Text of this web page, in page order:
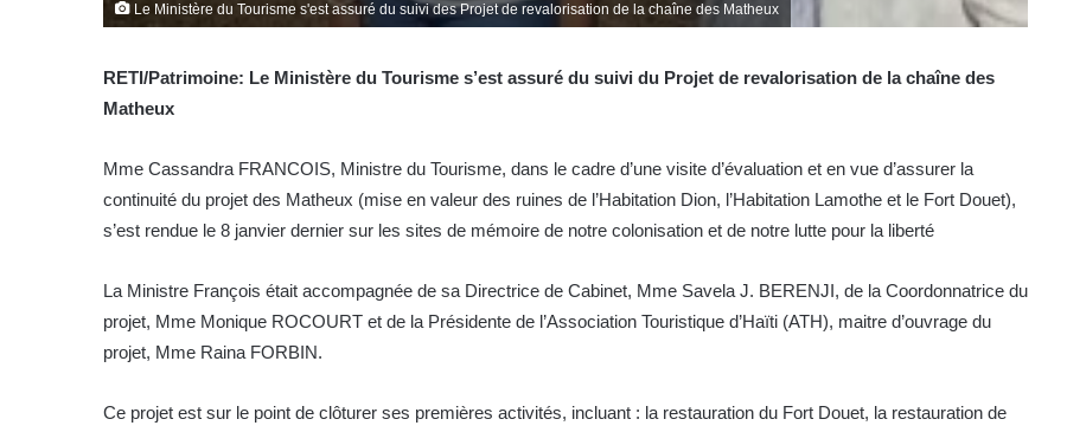
Le Ministère du Tourisme s'est assuré du suivi des Projet de revalorisation de la chaîne des Matheux
RETI/Patrimoine: Le Ministère du Tourisme s’est assuré du suivi du Projet de revalorisation de la chaîne des
Matheux
Mme Cassandra FRANCOIS, Ministre du Tourisme, dans le cadre d’une visite d’évaluation et en vue d’assurer la
continuité du projet des Matheux (mise en valeur des ruines de l’Habitation Dion, l’Habitation Lamothe et le Fort Douet),
s’est rendue le 8 janvier dernier sur les sites de mémoire de notre colonisation et de notre lutte pour la liberté
La Ministre François était accompagnée de sa Directrice de Cabinet, Mme Savela J. BERENJI, de la Coordonnatrice du
projet, Mme Monique ROCOURT et de la Présidente de l’Association Touristique d’Haïti (ATH), maitre d’ouvrage du
projet, Mme Raina FORBIN.
Ce projet est sur le point de clôturer ses premières activités, incluant : la restauration du Fort Douet, la restauration de